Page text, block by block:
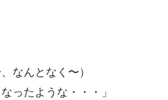
なんとなく〜）
ったような・・・」